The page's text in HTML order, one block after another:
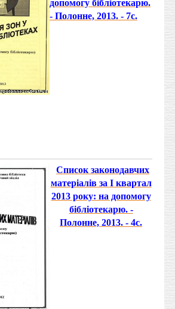
допомогу бібліотекарю.
- Полонне, 2013. - 7с.
Список законодавчих
матеріалів за І квартал
2013 року: на допомогу
бібліотекарю. -
Полонне, 2013. - 4с.